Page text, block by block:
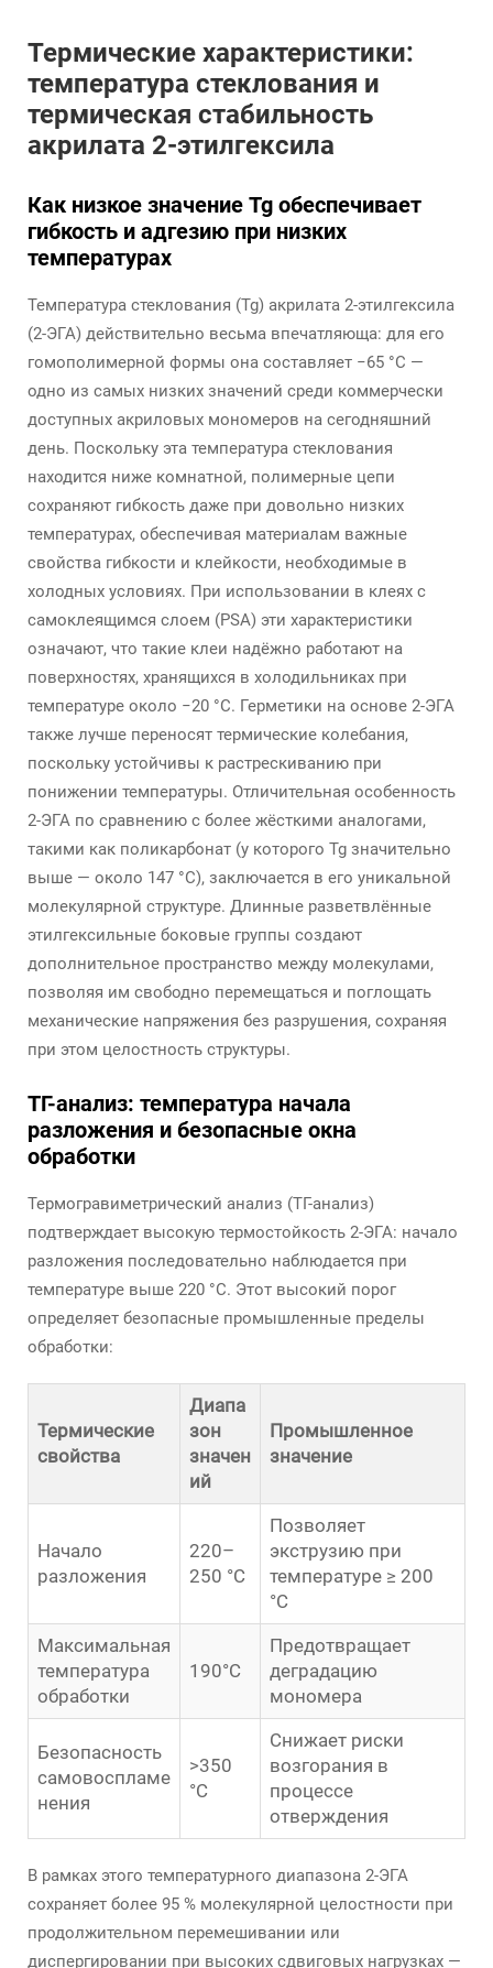
Термические характеристики:
температура стеклования и
термическая стабильность
акрилата 2-этилгексила
Как низкое значение Tg обеспечивает
гибкость и адгезию при низких
температурах
Температура стеклования (Tg) акрилата 2-этилгексила
(2-ЭГА) действительно весьма впечатляюща: для его
гомополимерной формы она составляет −65 °C —
одно из самых низких значений среди коммерчески
доступных акриловых мономеров на сегодняшний
день. Поскольку эта температура стеклования
находится ниже комнатной, полимерные цепи
сохраняют гибкость даже при довольно низких
температурах, обеспечивая материалам важные
свойства гибкости и клейкости, необходимые в
холодных условиях. При использовании в клеях с
самоклеящимся слоем (PSA) эти характеристики
означают, что такие клеи надёжно работают на
поверхностях, хранящихся в холодильниках при
температуре около −20 °C. Герметики на основе 2-ЭГА
также лучше переносят термические колебания,
поскольку устойчивы к растрескиванию при
понижении температуры. Отличительная особенность
2-ЭГА по сравнению с более жёсткими аналогами,
такими как поликарбонат (у которого Tg значительно
выше — около 147 °C), заключается в его уникальной
молекулярной структуре. Длинные разветвлённые
этилгексильные боковые группы создают
дополнительное пространство между молекулами,
позволяя им свободно перемещаться и поглощать
механические напряжения без разрушения, сохраняя
при этом целостность структуры.
ТГ-анализ: температура начала
разложения и безопасные окна
обработки
Термогравиметрический анализ (ТГ-анализ)
подтверждает высокую термостойкость 2-ЭГА: начало
разложения последовательно наблюдается при
температуре выше 220 °C. Этот высокий порог
определяет безопасные промышленные пределы
обработки:
Термические
свойства
Диапа
зон
значен
ий
Промышленное
значение
Начало
разложения
220–
250 °C
Позволяет
экструзию при
температуре ≥ 200
°C
Максимальная
температура
обработки
190°C
Предотвращает
деградацию
мономера
Безопасность
самовоспламе
нения
>350
°C
Снижает риски
возгорания в
процессе
отверждения
В рамках этого температурного диапазона 2-ЭГА
сохраняет более 95 % молекулярной целостности при
продолжительном перемешивании или
диспергировании при высоких сдвиговых нагрузках —